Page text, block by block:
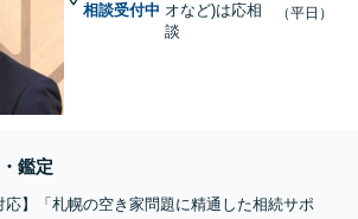
相談受付中 オなど)は応相
談
（平日）
鑑定
応】「札幌の空き家問題に精通した相続サポ